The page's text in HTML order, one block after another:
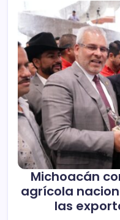
Michoacán
agrícola
las